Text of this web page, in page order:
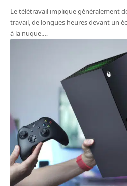
Le télétravail implique généralement
travail, de longues heures devant un
à la nuque.…